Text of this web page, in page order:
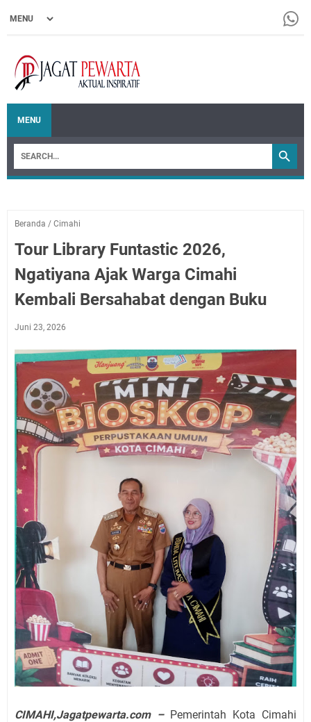
MENU
Beranda / Cimahi
Tour Library Funtastic 2026,
Ngatiyana Ajak Warga Cimahi
Kembali Bersahabat dengan Buku
Juni 23, 2026
CIMAHI,Jagatpewarta.com –Pemerintah Kota Cimahi